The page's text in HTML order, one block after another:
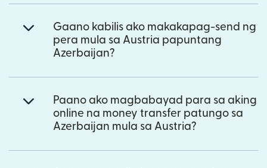
Gaano kabilis ako makakapag-send ng
pera mula sa Austria papuntang
Azerbaijan?
Paano ako magbabayad para sa aking
online na money transfer patungo sa
Azerbaijan mula sa Austria?